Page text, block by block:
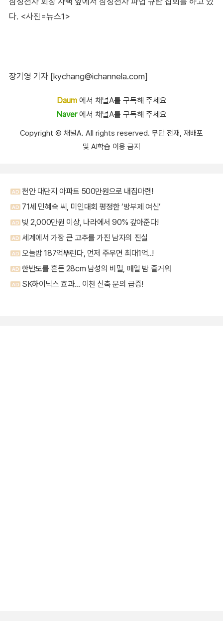
다. <사진=뉴스1>
장기영 기자 [kychang@ichannela.com]
Daum에서 채널A를 구독해 주세요
Naver에서 채널A를 구독해 주세요
Copyright Ⓒ 채널A. All rights reserved. 무단 전재, 재배포
및 AI학습 이용 금지